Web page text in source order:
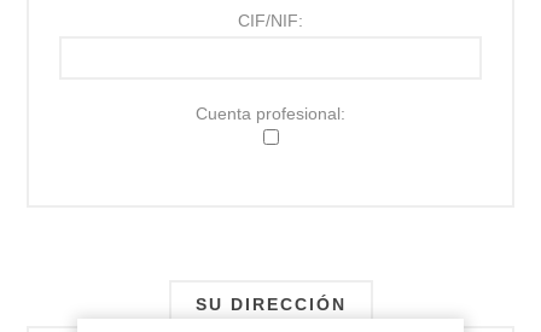
CIF/NIF:
Cuenta profesional:
SU DIRECCIÓN